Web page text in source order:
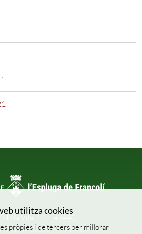
977 87 00 05 - 977 87 02 27
utilitza cookies
pròpies i de tercers per millorar